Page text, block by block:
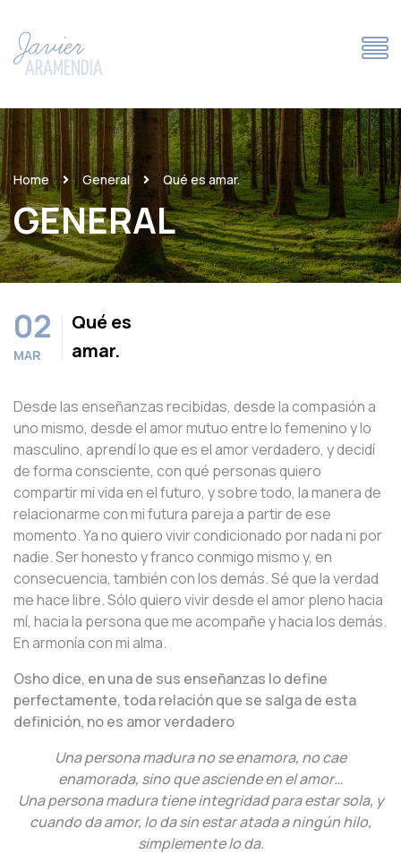
Home General Qué es amar.
GENERAL
02
MAR
Qué es
amar.
Desde las enseñanzas recibidas, desde la compasión a
uno mismo, desde el amor mutuo entre lo femenino y lo
masculino, aprendí lo que es el amor verdadero, y decidí
de forma consciente, con qué personas quiero
compartir mi vida en el futuro, y sobre todo, la manera de
relacionarme con mi futura pareja a partir de ese
momento. Ya no quiero vivir condicionado por nada ni por
nadie. Ser honesto y franco conmigo mismo y, en
consecuencia, también con los demás. Sé que la verdad
me hace libre. Sólo quiero vivir desde el amor pleno hacia
mí, hacia la persona que me acompañe y hacia los demás.
En armonía con mi alma.
Osho dice, en una de sus enseñanzas lo define
perfectamente, toda relación que se salga de esta
definición, no es amor verdadero
Una persona madura no se enamora, no cae
enamorada, sino que asciende en el amor…
Una persona madura tiene integridad para estar sola, y
cuando da amor, lo da sin estar atada a ningún hilo,
simplemente lo da.